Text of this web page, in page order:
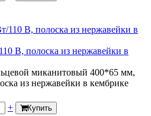
В, полоска из нержавейки в
миканитовый 400*65 мм,
из нержавейки в кембрике
+ Купить